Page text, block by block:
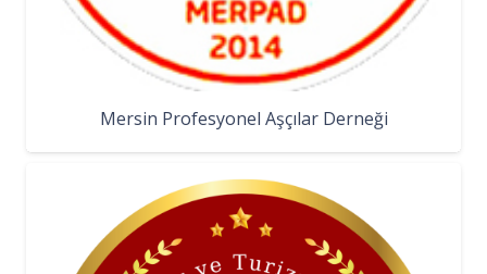
Mersin Profesyonel Aşçılar Derneği